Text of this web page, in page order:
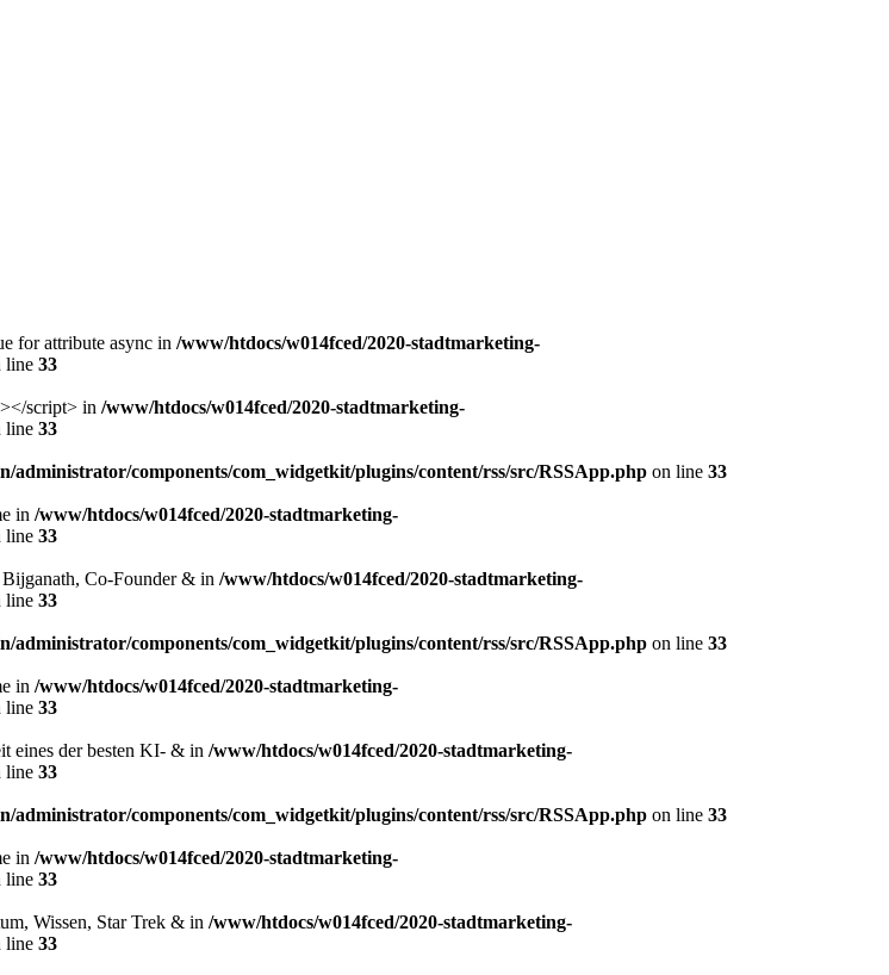
for attribute async in /www/htdocs/w014fced/2020-stadtmarketing-
line 33
script> in /www/htdocs/w014fced/2020-stadtmarketing-
line 33
administrator/components/com_widgetkit/plugins/content/rss/src/RSSApp.php on line 33
in /www/htdocs/w014fced/2020-stadtmarketing-
line 33
Bijganath, Co-Founder & in /www/htdocs/w014fced/2020-stadtmarketing-
line 33
administrator/components/com_widgetkit/plugins/content/rss/src/RSSApp.php on line 33
in /www/htdocs/w014fced/2020-stadtmarketing-
line 33
eines der besten KI- & in /www/htdocs/w014fced/2020-stadtmarketing-
line 33
administrator/components/com_widgetkit/plugins/content/rss/src/RSSApp.php on line 33
in /www/htdocs/w014fced/2020-stadtmarketing-
line 33
Wissen, Star Trek & in /www/htdocs/w014fced/2020-stadtmarketing-
line 33